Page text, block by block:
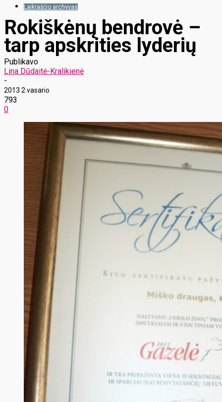
Laikraščio archyvas
Rokiškėnų bendrovė –
tarp apskrities lyderių
Publikavo
Lina Dūdaitė-Kralikienė
-
2013 2 vasario
793
0